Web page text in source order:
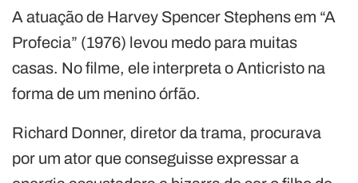
A atuação de Harvey Spencer Stephens em “A
Profecia” (1976) levou medo para muitas
casas. No filme, ele interpreta o Anticristo na
forma de um menino órfão.
Richard Donner, diretor da trama, procurava
por um ator que conseguisse expressar a